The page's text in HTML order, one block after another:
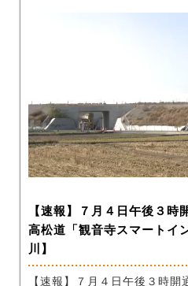
【速報】７月４日午後３
高松道「観音寺スマートイ
川】
【速報】７月４日午後３時